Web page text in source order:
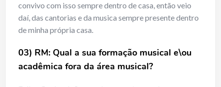
convivo com isso sempre dentro de casa, então veio
daí, das cantorias e da musica sempre presente dentro
de minha própria casa.
03) RM: Qual a sua formação musical e\ou
acadêmica fora da área musical?